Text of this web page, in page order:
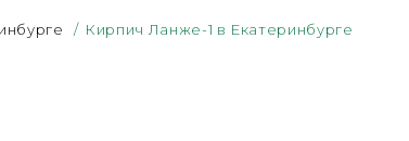
/ Кирпич Ланже-1 в Екатеринбурге